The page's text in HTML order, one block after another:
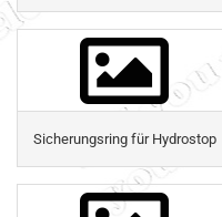
Sicherungsring für Hydrostop